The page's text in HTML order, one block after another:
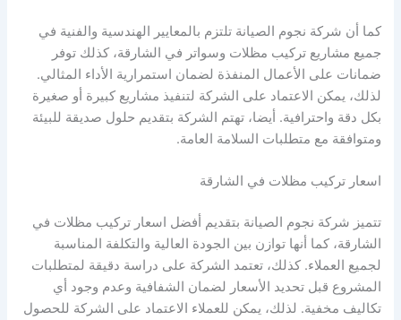
كما أن شركة نجوم الصيانة تلتزم بالمعايير الهندسية والفنية في
جميع مشاريع تركيب مظلات وسواتر في الشارقة، كذلك توفر
ضمانات على الأعمال المنفذة لضمان استمرارية الأداء المثالي.
لذلك، يمكن الاعتماد على الشركة لتنفيذ مشاريع كبيرة أو صغيرة
بكل دقة واحترافية. أيضا، تهتم الشركة بتقديم حلول صديقة للبيئة
ومتوافقة مع متطلبات السلامة العامة.
اسعار تركيب مظلات في الشارقة
تتميز شركة نجوم الصيانة بتقديم أفضل اسعار تركيب مظلات في
الشارقة، كما أنها توازن بين الجودة العالية والتكلفة المناسبة
لجميع العملاء. كذلك، تعتمد الشركة على دراسة دقيقة لمتطلبات
المشروع قبل تحديد الأسعار لضمان الشفافية وعدم وجود أي
تكاليف مخفية. لذلك، يمكن للعملاء الاعتماد على الشركة للحصول